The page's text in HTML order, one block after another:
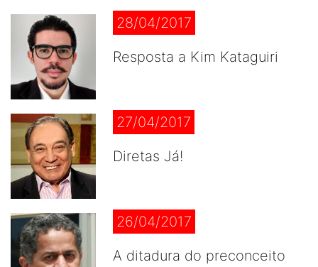
28/04/2017
Resposta a Kim Kataguiri
27/04/2017
Diretas Já!
26/04/2017
A ditadura do preconceito